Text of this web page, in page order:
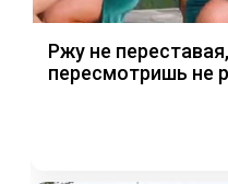
Ржу не
пересмотришь не